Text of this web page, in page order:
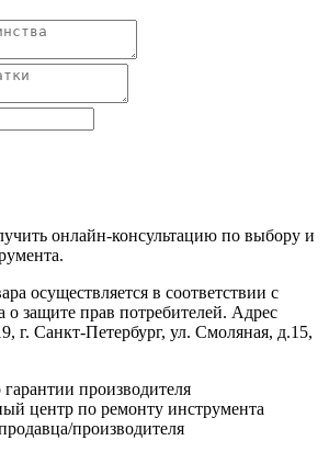
онлайн-консультацию по выбору и
осуществляется в соответствии с
защите прав потребителей. Адрес
г. Санкт-Петербург, ул. Смоляная, д.15,
производителя
центр по ремонту инструмента
производителя